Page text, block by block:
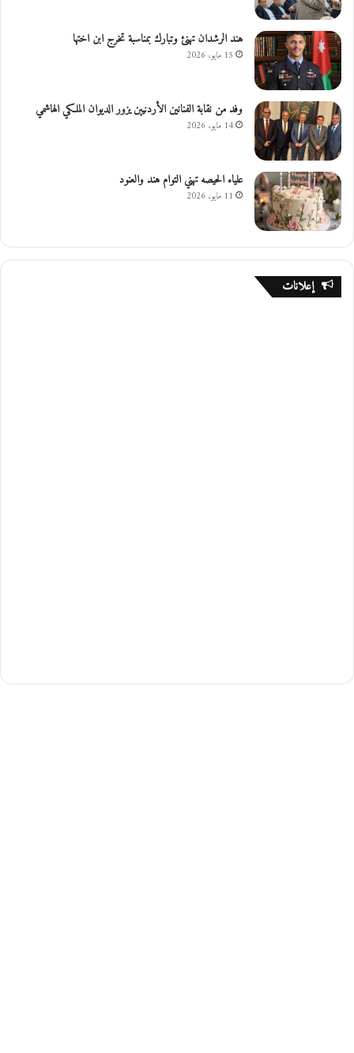
هند الرشدان تهنئ وتبارك بمناسبة تخرج ابن اختها
15 مايو، 2026
وفد من نقابة الفنانين الأردنيين يزور الديوان الملكي الهاشمي
14 مايو، 2026
علياء الحيصه تهني التوام هند والعنود
11 مايو، 2026
إعلانات